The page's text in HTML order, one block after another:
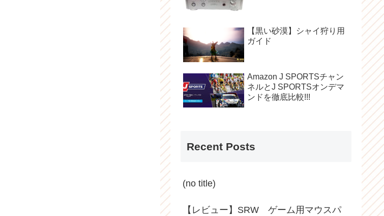
【黒い砂漠】シャイ狩り用
ガイド
Amazon J SPORTSチャン
ネルとJ SPORTSオンデマ
ンドを徹底比較!!!
Recent Posts
(no title)
【レビュー】SRW ゲーム用マウスパ